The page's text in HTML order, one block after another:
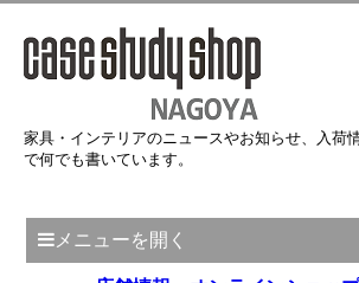
家具・インテリアのニュースやお知らせ、入荷
で何でも書いています。
メニューを開く